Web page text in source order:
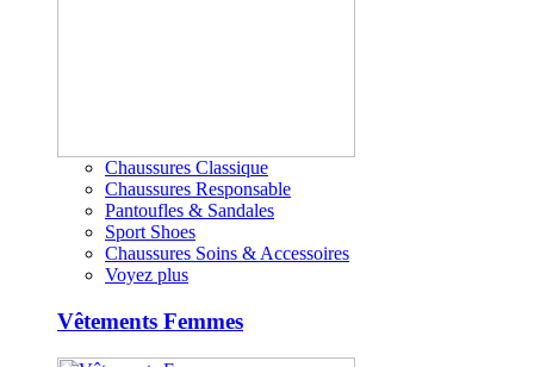
Chaussures Classique
Chaussures Responsable
Pantoufles & Sandales
Sport Shoes
Chaussures Soins & Accessoires
Voyez plus
Vêtements Femmes